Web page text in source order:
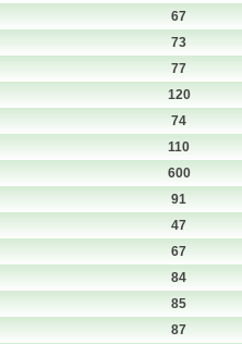
67
73
77
120
74
110
600
91
47
67
84
85
87